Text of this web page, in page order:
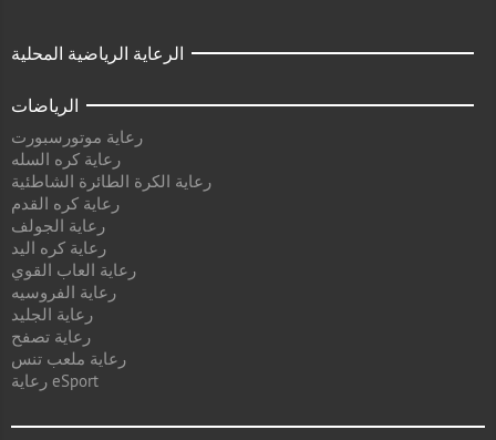
الرعاية الرياضية المحلية
الرياضات
رعاية موتورسبورت
رعاية كره السله
رعاية الكرة الطائرة الشاطئية
رعاية كره القدم
رعاية الجولف
رعاية كره اليد
رعاية العاب القوي
رعاية الفروسيه
رعاية الجليد
رعاية تصفح
رعاية ملعب تنس
رعاية eSport